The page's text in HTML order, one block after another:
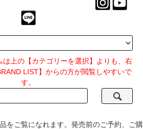
上の【カテゴリーを選択】よりも、右
LIST】からの方が閲覧しやすいで
す。
をご覧になれます。発売前のご予約、ご購